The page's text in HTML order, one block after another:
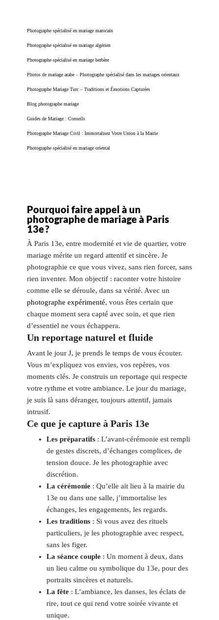
Photographe spécialisé en mariage marocain
Photographe spécialisé en mariage algérien
Photographe spécialisé en mariage berbère
Photos de mariage arabe – Photographe spécialisé dans les mariages orientaux
Photographe Mariage Turc – Traditions et Émotions Capturées
Blog photographe mariage
Guides de Mariage : Conseils
Photographe Mariage Civil : Immortalisez Votre Union à la Mairie
Photographe spécialisé en mariage oriental
Pourquoi faire appel à un
photographe de mariage à Paris
13e ?
À Paris 13e, entre modernité et vie de quartier, votre
mariage mérite un regard attentif et sincère. Je
photographie ce que vous vivez, sans rien forcer, sans
rien inventer. Mon objectif : raconter votre histoire
comme elle se déroule, dans sa vérité. Avec un
photographe expérimenté, vous êtes certain que
chaque moment sera capté avec soin, et que rien
d’essentiel ne vous échappera.
Un reportage naturel et fluide
Avant le jour J, je prends le temps de vous écouter.
Vous m’expliquez vos envies, vos repères, vos
moments clés. Je construis un reportage qui respecte
votre rythme et votre ambiance. Le jour du mariage,
je suis là sans déranger, toujours attentif, jamais
intrusif.
Ce que je capture à Paris 13e
Les préparatifs : L’avant-cérémonie est rempli
de gestes discrets, d’échanges complices, de
tension douce. Je les photographie avec
discrétion.
La cérémonie : Qu’elle ait lieu à la mairie du
13e ou dans une salle, j’immortalise les
échanges, les engagements, les regards.
Les traditions : Si vous avez des rituels
particuliers, je les photographie avec respect,
sans les figer.
La séance couple : Un moment à deux, dans
un lieu calme ou symbolique du 13e, pour des
portraits sincères et naturels.
La fête : L’ambiance, les danses, les éclats de
rire, tout ce qui rend votre soirée vivante et
unique.